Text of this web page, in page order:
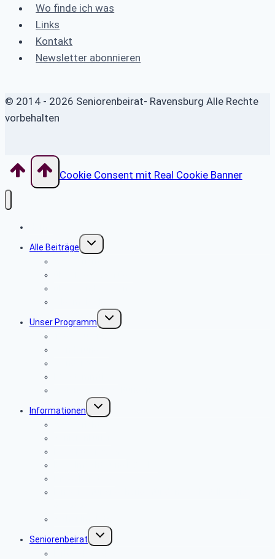
uralte
Wo finde ich was
Links
Kontakt
Newsletter abonnieren
© 2014 - 2026 Seniorenbeirat- Ravensburg Alle Rechte
vorbehalten
Cookie Consent mit Real Cookie Banner
Alle Beiträge
Untermenü
umschalten
Unser Programm
Untermenü
umschalten
Informationen
Untermenü
umschalten
Seniorenbeirat
Untermenü
umschalten